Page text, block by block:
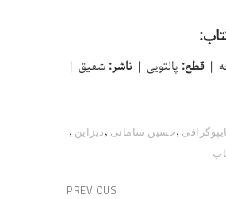
قطع: پالتویی | ناشر: شفیق |
,حسین سامانی ,دیزاین ,
PREVIOUS